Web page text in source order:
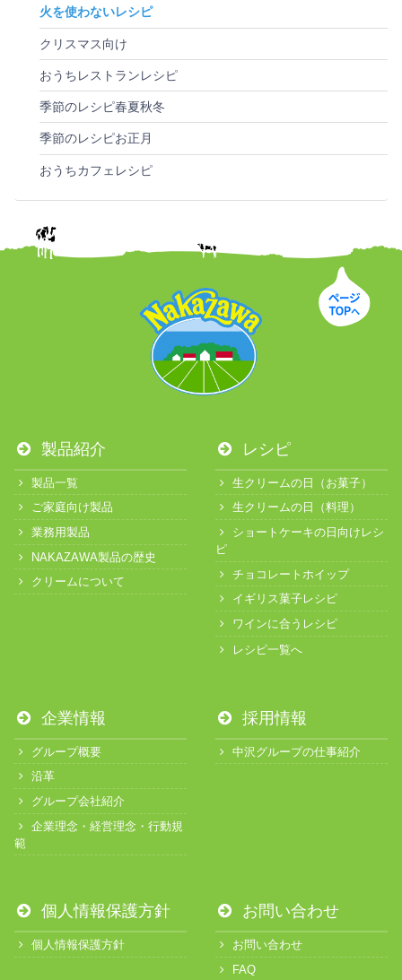
火を使わないレシピ
クリスマス向け
おうちレストランレシピ
季節のレシピ春夏秋冬
季節のレシピお正月
おうちカフェレシピ
製品紹介
製品一覧
ご家庭向け製品
業務用製品
NAKAZAWA製品の歴史
クリームについて
レシピ
生クリームの日（お菓子）
生クリームの日（料理）
ショートケーキの日向けレシ
ピ
チョコレートホイップ
イギリス菓子レシピ
ワインに合うレシピ
レシピ一覧へ
企業情報
グループ概要
沿革
グループ会社紹介
企業理念・経営理念・行動規
範
採用情報
中沢グループの仕事紹介
個人情報保護方針
個人情報保護方針
お問い合わせ
お問い合わせ
FAQ